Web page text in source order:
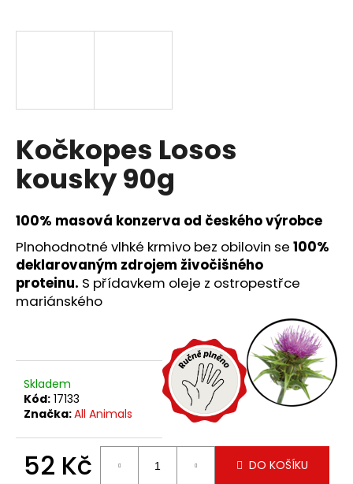
Kočkopes Losos
kousky 90g
100% masová konzerva od českého výrobce
Plnohodnotné vlhké krmivo bez obilovin se 100%
deklarovaným zdrojem živočišného
proteinu. S přídavkem oleje z ostropestřce
mariánského
Skladem
Kód: 17133
Značka:All Animals
52 Kč DO KOŠÍKU
j
?
HLEDAT
D
o
p
o
č
e
m
e